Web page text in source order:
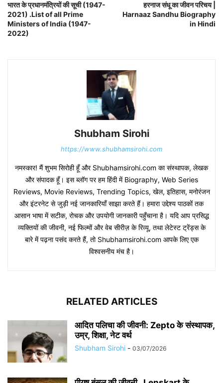
भारत के प्रधानमंत्रियों की सूची (1947-
2021) .List of all Prime
Ministers of India (1947-
2022)
हरनाज संधू का जीवन परिचय |
Harnaaz Sandhu Biography
in Hindi
Shubham Sirohi
https://www.shubhamsirohi.com
नमस्कार! मैं शुभम सिरोही हूँ और Shubhamsirohi.com का संस्थापक, लेखक
और संपादक हूँ। इस ब्लॉग पर हम हिंदी में Biography, Web Series
Reviews, Movie Reviews, Trending Topics, खेल, इतिहास, मनोरंजन
और इंटरनेट से जुड़ी नई जानकारियाँ साझा करते हैं। हमारा उद्देश्य पाठकों तक
आसान भाषा में सटीक, रोचक और उपयोगी जानकारी पहुँचाना है। यदि आप प्रसिद्ध
व्यक्तियों की जीवनी, नई फिल्मों और वेब सीरीज़ के रिव्यू, तथा लेटेस्ट ट्रेंड्स के
बारे में पढ़ना पसंद करते हैं, तो Shubhamsirohi.com आपके लिए एक
विश्वसनीय मंच है।
RELATED ARTICLES
आदित पलिचा की जीवनी: Zepto के संस्थापक,
उम्र, शिक्षा, नेट वर्थ
Shubham Sirohi - 03/07/2026